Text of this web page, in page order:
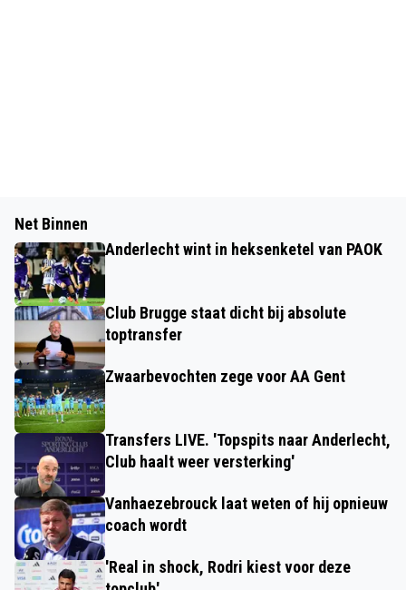
Net Binnen
Anderlecht wint in heksenketel van PAOK
Club Brugge staat dicht bij absolute
toptransfer
Zwaarbevochten zege voor AA Gent
Transfers LIVE. 'Topspits naar Anderlecht,
Club haalt weer versterking'
Vanhaezebrouck laat weten of hij opnieuw
coach wordt
'Real in shock, Rodri kiest voor deze